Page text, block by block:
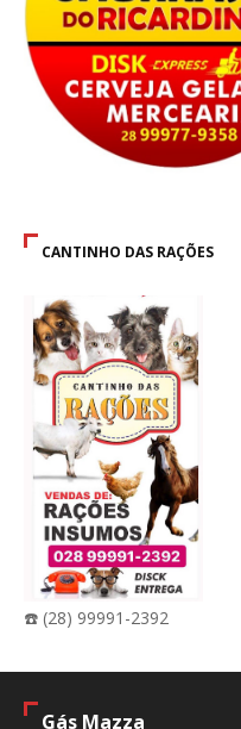
CANTINHO DAS RAÇÕES
☎️ (28) 99991-2392
Gás Mazza